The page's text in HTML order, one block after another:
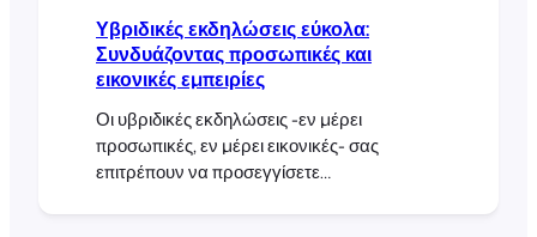
Υβριδικές εκδηλώσεις εύκολα:
Συνδυάζοντας προσωπικές και
εικονικές εμπειρίες
Οι υβριδικές εκδηλώσεις -εν μέρει
προσωπικές, εν μέρει εικονικές- σας
επιτρέπουν να προσεγγίσετε